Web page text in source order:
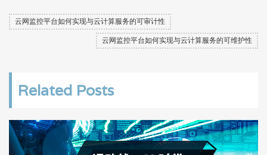
云网监控平台如何实现与云计算服务的可审计性
云网监控平台如何实现与云计算服务的可维护性
Related Posts